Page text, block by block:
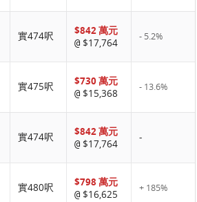
實474呎 $842 萬元
@ $17,764
- 5.2%
實475呎 $730 萬元
@ $15,368
- 13.6%
實474呎 $842 萬元
@ $17,764
-
實480呎 $798 萬元
@ $16,625
+ 185%